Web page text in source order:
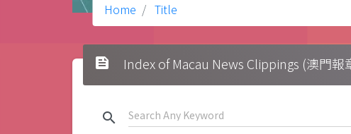
Home Title
feed Index of Macau News Clippings (澳門報
search